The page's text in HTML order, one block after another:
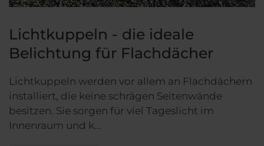
Lichtkuppeln - die ideale
Belichtung für Flachdächer
Lichtkuppeln werden vor allem an Flachdächern
installiert, die keine schrägen Seitenwände
besitzen. Sie sorgen für viel Tageslicht im
Innenraum und k…